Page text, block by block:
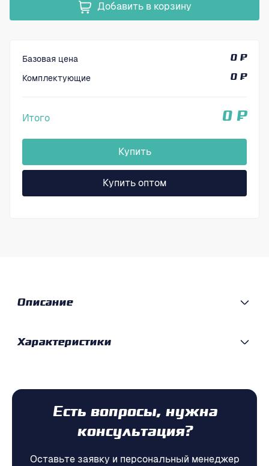
Добавить в корзину
Базовая цена
0 ₽
Комплектующие
0 ₽
Итого 0 ₽
Купить
Купить оптом
Описание
Характеристики
Есть вопросы, нужна
консультация?
Оставьте заявку и персональный менеджер